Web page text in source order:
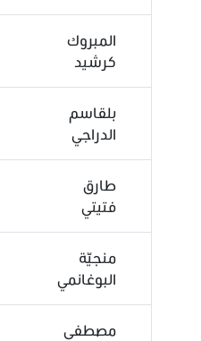
المبروك
كرشيد
مصطفى
طارق
فتيتي
بلقاسم
الدراجي
منجيّة
البوغانمي